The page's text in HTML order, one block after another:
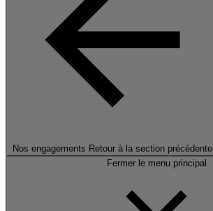
Nos engagements Retour à la section précédente
Fermer le menu principal